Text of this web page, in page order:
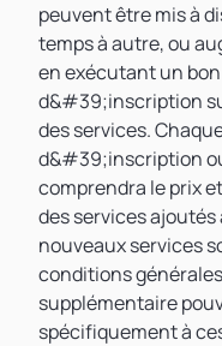
peuvent être mis à
temps à autre, ou
en exécutant un
d&#39;inscription
des services.
d&#39;inscription
comprendra le prix
des services ajoutés
nouveaux services
conditions
supplémentaire
spécifiquement à